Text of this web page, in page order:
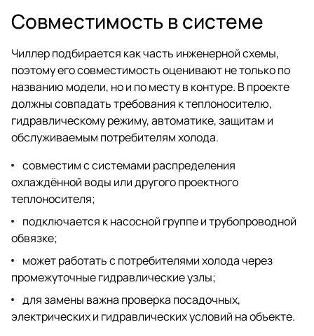
Совместимость в системе
Чиллер подбирается как часть инженерной схемы,
поэтому его совместимость оценивают не только по
названию модели, но и по месту в контуре. В проекте
должны совпадать требования к теплоносителю,
гидравлическому режиму, автоматике, защитам и
обслуживаемым потребителям холода.
совместим с системами распределения
охлаждённой воды или другого проектного
теплоносителя;
подключается к насосной группе и трубопроводной
обвязке;
может работать с потребителями холода через
промежуточные гидравлические узлы;
для замены важна проверка посадочных,
электрических и гидравлических условий на объекте.